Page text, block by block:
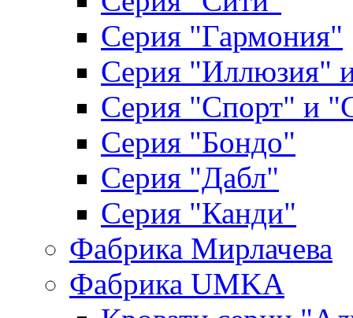
Серия "Гармония"
Серия "Иллюзия"
Серия "Спорт" и
Серия "Бондо"
Серия "Дабл"
Серия "Канди"
Фабрика Мирлачева
Фабрика UMKA